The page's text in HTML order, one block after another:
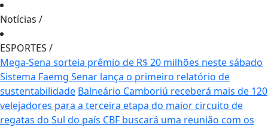
Notícias /
ESPORTES /
Mega-Sena sorteia prêmio de R$ 20 milhões neste sábado
Sistema Faemg Senar lança o primeiro relatório de
sustentabilidade Balneário Camboriú receberá mais de 120
velejadores para a terceira etapa do maior circuito de
regatas do Sul do país CBF buscará uma reunião com os